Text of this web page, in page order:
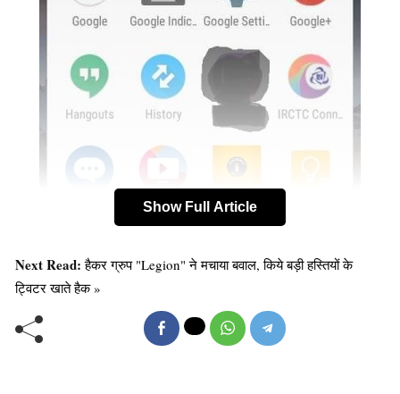
Show Full Article
Next Read:हैकर ग्रुप "Legion" ने मचाया बवाल, किये बड़ी हस्तियों के
ट्विटर खाते हैक »